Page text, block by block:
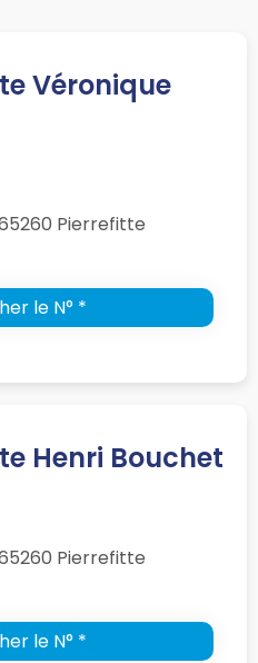
Véronique
Pierrefitte
le N° *
Henri Bouchet
Pierrefitte
le N° *